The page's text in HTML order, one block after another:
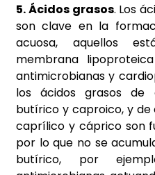
5. Ácidos grasos. Los
son clave en la
acuosa, aquellos
membrana
antimicrobianas y
los ácidos grasos
butírico y caproico, y
caprílico y cáprico son
por lo que no se
butírico, por